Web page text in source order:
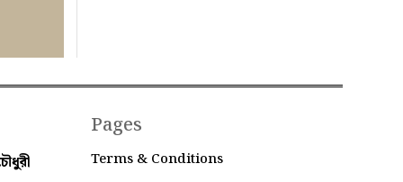
Pages
Terms & Conditions